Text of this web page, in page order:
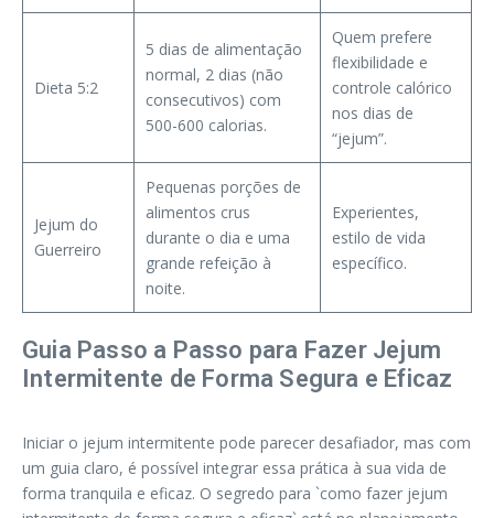
Dieta 5:2
5 dias de alimentação
normal, 2 dias (não
consecutivos) com
500-600 calorias.
Quem prefere
flexibilidade e
controle calórico
nos dias de
“jejum”.
Jejum do
Guerreiro
Pequenas porções de
alimentos crus
durante o dia e uma
grande refeição à
noite.
Experientes,
estilo de vida
específico.
Guia Passo a Passo para Fazer Jejum
Intermitente de Forma Segura e Eficaz
Iniciar o jejum intermitente pode parecer desafiador, mas com
um guia claro, é possível integrar essa prática à sua vida de
forma tranquila e eficaz. O segredo para `como fazer jejum